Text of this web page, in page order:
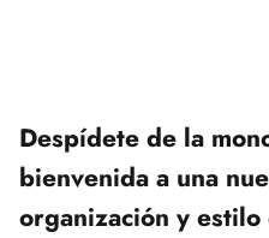
Despídete de la
bienvenida a una
organización y